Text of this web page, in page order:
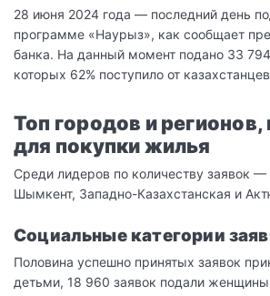
28 июня 2024 года — последний день
программе «Наурыз», как сообщает
банка. На данный момент подано 33
которых 62% поступило от
Топ городов и
для покупки жилья
Среди лидеров по количеству заявок
Шымкент, Западно-Казахстанская и
Социальные категории
Половина успешно принятых заявок
детьми, 18 960 заявок подали